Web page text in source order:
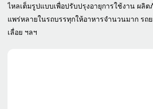
ไหลเต็มรูปแบบเพื่อปรับปรุงอายุการใช้งาน ผลิ
แพร่หลายในรถบรรทุกให้อาหารจำนวนมาก รถย
เลื่อย ฯลฯ